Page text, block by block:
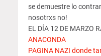
se demuestre lo
nosotrxsno!
EL DÍA12 DE MARZO
ANACONDA
PAGINA NAZI donde